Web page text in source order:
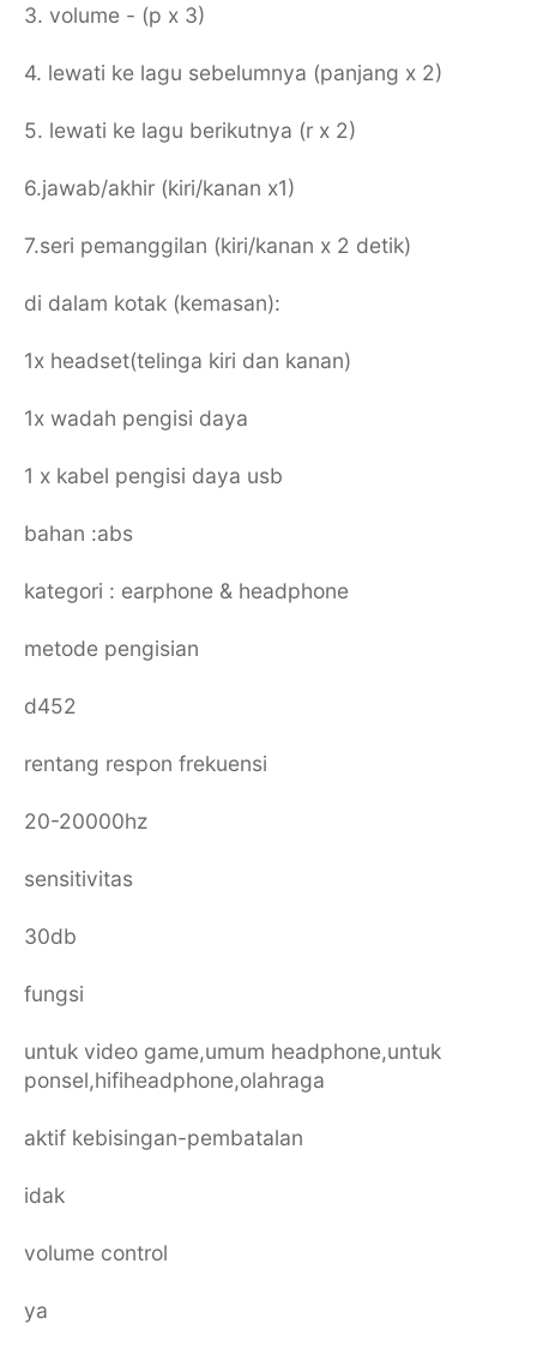
3. volume - (p x 3)
4. lewati ke lagu sebelumnya (panjang x 2)
5. lewati ke lagu berikutnya (r x 2)
6.jawab/akhir (kiri/kanan x1)
7.seri pemanggilan (kiri/kanan x 2 detik)
di dalam kotak (kemasan):
1x headset(telinga kiri dan kanan)
1x wadah pengisi daya
1 x kabel pengisi daya usb
bahan :abs
kategori : earphone & headphone
metode pengisian
d452
rentang respon frekuensi
20-20000hz
sensitivitas
30db
fungsi
untuk video game,umum headphone,untuk
ponsel,hifiheadphone,olahraga
aktif kebisingan-pembatalan
idak
volume control
ya